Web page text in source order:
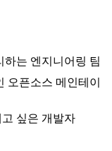
하는 엔지니어링 팀
오픈소스 메인테이
싶은 개발자